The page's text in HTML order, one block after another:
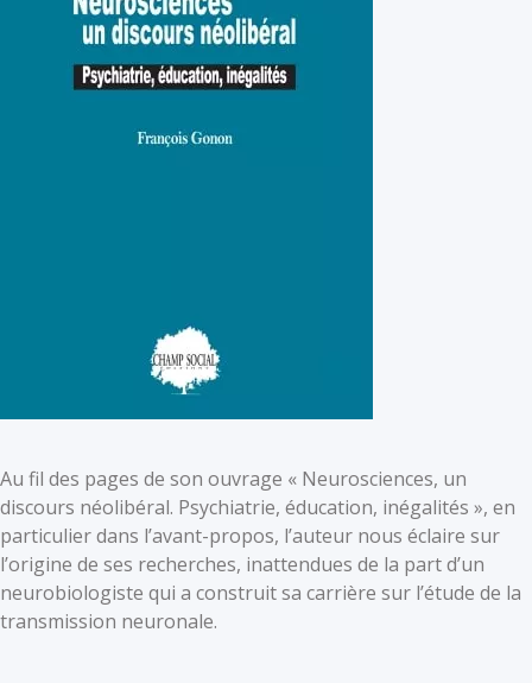
Au fil des pages de son ouvrage « Neurosciences, un
discours néolibéral. Psychiatrie, éducation, inégalités », en
particulier dans l’avant-propos, l’auteur nous éclaire sur
l’origine de ses recherches, inattendues de la part d’un
neurobiologiste qui a construit sa carrière sur l’étude de la
transmission neuronale.